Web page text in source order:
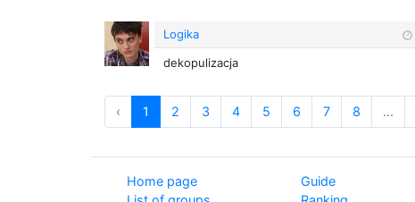
Logika
dekopulizacja
‹ 1 2 3 4 5 6 7 8 ...
Home page
Guide